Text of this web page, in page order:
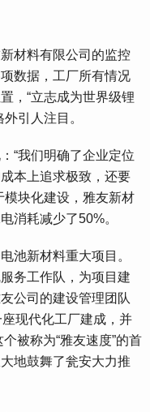
材料有限公司的监控
数据，工厂所有情况
，“立志成为世界级锂
引人注目。
我们明确了企业定位
本上追求极致，还要
模块化建设，雅友新材
消耗减少了50%。
新材料重大项目。
务工作队，为项目建
公司的建设管理团队
现代化工厂建成，并
被称为“雅友速度”的首
地鼓舞了瓮安大力推